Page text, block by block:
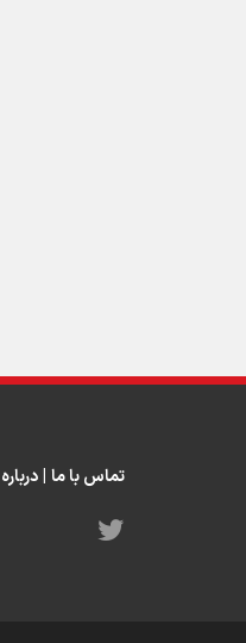
تماس با ما